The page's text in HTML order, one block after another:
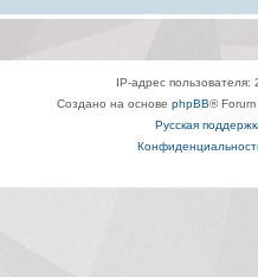
IP-адрес пользователя:
Создано на основе phpBB®
Русская